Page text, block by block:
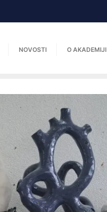
NOVOSTI O AKADEMIJI